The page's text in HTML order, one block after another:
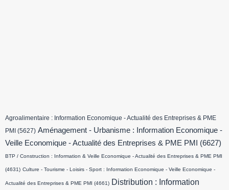
Agroalimentaire : Information Economique - Actualité des Entreprises & PME
PMI (5627) Aménagement - Urbanisme : Information Economique -
Veille Economique - Actualité des Entreprises & PME PMI
(6627)
BTP / Construction : Information & Veille Economique - Actualité des Entreprises & PME PMI
(4631) Culture - Tourisme - Loisirs - Sport : Information Economique - Veille Economique -
Actualité des Entreprises & PME PMI (4661) Distribution : Information